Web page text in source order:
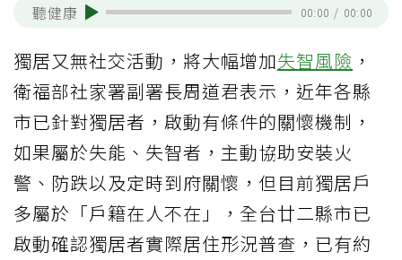
聽健康 00:00 / 00:00
獨居又無社交活動，將大幅增加失智風險 ，
衛福部社家署副署長周道君表示，近年各縣
市已針對獨居者，啟動有條件的關懷機制，
如果屬於失能、失智者，主動協助安裝火
警、防跌以及定時到府關懷，但目前獨居戶
多屬於「戶籍在人不在」，全台廿二縣市已
啟動確認獨居者實際居住形況普查，已有約